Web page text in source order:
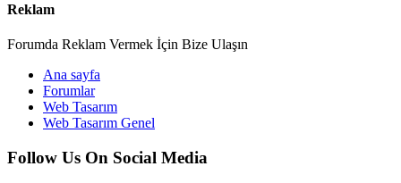
Reklam
Forumda Reklam Vermek İçin Bize Ulaşın
Ana sayfa
Forumlar
Web Tasarım
Web Tasarım Genel
Follow Us On Social Media